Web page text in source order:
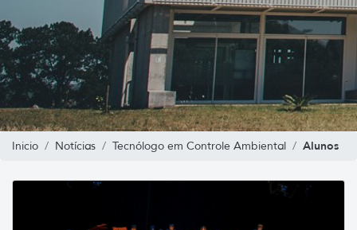
Inicio Notícias Tecnólogo em Controle Ambiental Alunos